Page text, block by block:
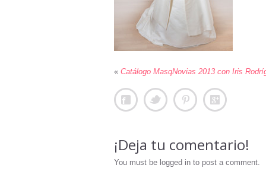
« Catálogo MasqNovias 2013 con Iris
¡Deja tu comentario!
You must be logged in to post a comment.